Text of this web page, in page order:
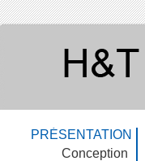
PRÉSENTATION
Conception